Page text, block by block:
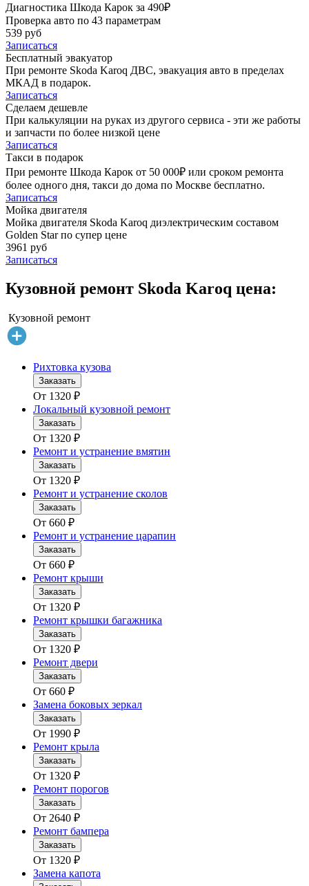
Диагностика Шкода Карок за 490₽
Проверка авто по 43 параметрам
539 руб
Записаться
Бесплатный эвакуатор
При ремонте Skoda Karoq ДВС, эвакуация авто в пределах
МКАД в подарок.
Записаться
Сделаем дешевле
При калькуляции на руках из другого сервиса - эти же работы
и запчасти по более низкой цене
Записаться
Такси в подарок
При ремонте Шкода Карок от 50 000₽ или сроком ремонта
более одного дня, такси до дома по Москве бесплатно.
Записаться
Мойка двигателя
Мойка двигателя Skoda Karoq диэлектрическим составом
Golden Star по супер цене
3961 руб
Записаться
Кузовной ремонт Skoda Karoq цена:
Кузовной ремонт
Рихтовка кузова
Заказать
От 1320 ₽
Локальный кузовной ремонт
Заказать
От 1320 ₽
Ремонт и устранение вмятин
Заказать
От 1320 ₽
Ремонт и устранение сколов
Заказать
От 660 ₽
Ремонт и устранение царапин
Заказать
От 660 ₽
Ремонт крыши
Заказать
От 1320 ₽
Ремонт крышки багажника
Заказать
От 1320 ₽
Ремонт двери
Заказать
От 660 ₽
Замена боковых зеркал
Заказать
От 1990 ₽
Ремонт крыла
Заказать
От 1320 ₽
Ремонт порогов
Заказать
От 2640 ₽
Ремонт бампера
Заказать
От 1320 ₽
Замена капота